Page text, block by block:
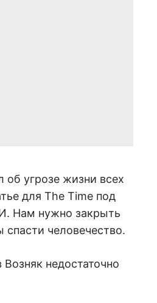
угрозе жизни всех
для The Time под
Нам нужно закрыть
человечество.
недостаточно